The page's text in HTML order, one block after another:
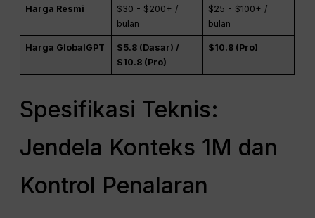
Harga Resmi
$30 - $200+ /
bulan
$25 - $100+ /
bulan
Harga GlobalGPT
$5.8 (Dasar) /
$10.8 (Pro)
$10.8 (Pro)
Spesifikasi Teknis:
Jendela Konteks 1M dan
Kontrol Penalaran